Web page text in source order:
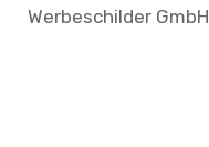
Werbeschilder GmbH